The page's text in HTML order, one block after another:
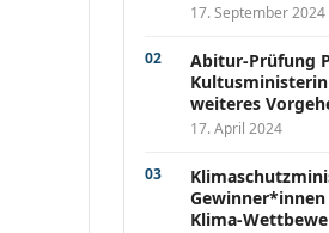
17. September 2024
Abitur-Prüfung
weiteres
17. April 2024
Gewinner*innen
Klima-